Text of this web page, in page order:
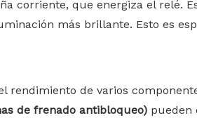
corriente, que energiza el relé.
más brillante. Esto es
de varios
de frenado antibloqueo) pueden